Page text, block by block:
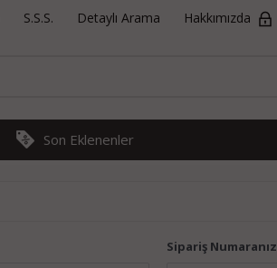
S.S.S. Detaylı Arama Hakkımızda
Son Eklenenler
Sipariş Numaranız